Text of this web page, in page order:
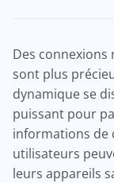
Des connexions
sont plus
dynamique se
puissant pour
informations de
utilisateurs
leurs appareils